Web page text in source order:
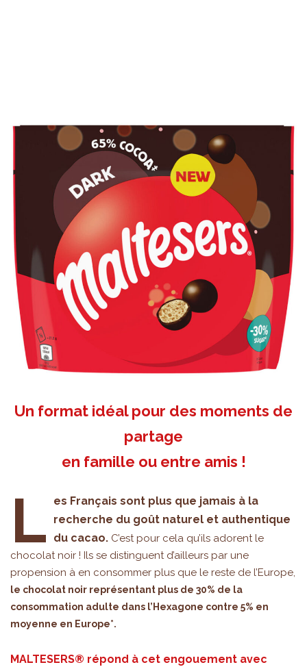
Un format idéal pour des moments de
partage
en famille ou entre amis !
L
es Français sont plus que jamais à la
recherche du goût naturel et authentique
du cacao. C’est pour cela qu’ils adorent le
chocolat noir ! Ils se distinguent d’ailleurs par une
propension à en consommer plus que le reste de l’Europe,
le chocolat noir représentant plus de 30% de la
consommation adulte dans l’Hexagone contre 5% en
moyenne en Europe*.
MALTESERS® répond à cet engouement avec